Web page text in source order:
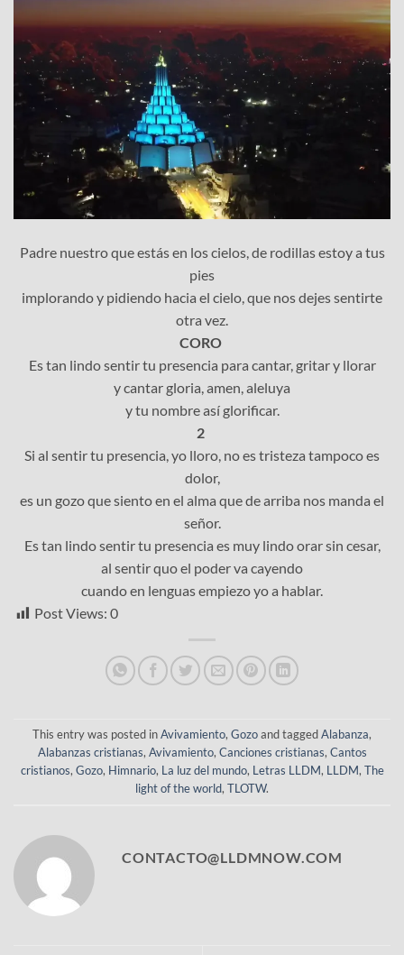
Padre nuestro que estás en los cielos, de rodillas estoy a tus
pies
implorando y pidiendo hacia el cielo, que nos dejes sentirte
otra vez.
CORO
Es tan lindo sentir tu presencia para cantar, gritar y llorar
y cantar gloria, amen, aleluya
y tu nombre así glorificar.
2
Si al sentir tu presencia, yo lloro, no es tristeza tampoco es
dolor,
es un gozo que siento en el alma que de arriba nos manda el
señor.
Es tan lindo sentir tu presencia es muy lindo orar sin cesar,
al sentir quo el poder va cayendo
cuando en lenguas empiezo yo a hablar.
Post Views: 0
This entry was posted inAvivamiento, Gozoand taggedAlabanza,
Alabanzas cristianas, Avivamiento, Canciones cristianas, Cantos
cristianos, Gozo, Himnario, La luz del mundo, Letras LLDM, LLDM, The
light of the world, TLOTW.
CONTACTO@LLDMNOW.COM